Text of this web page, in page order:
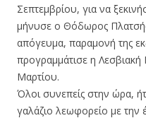
Σεπτεμβρίου, για να
μήνυσε ο Θόδωρος
απόγευμα, παραμονή της
προγραμμάτισε η Λεσβιακή
Μαρτίου.
Όλοι συνεπείς στην ώρα,
γαλάζιο λεωφορείο με την